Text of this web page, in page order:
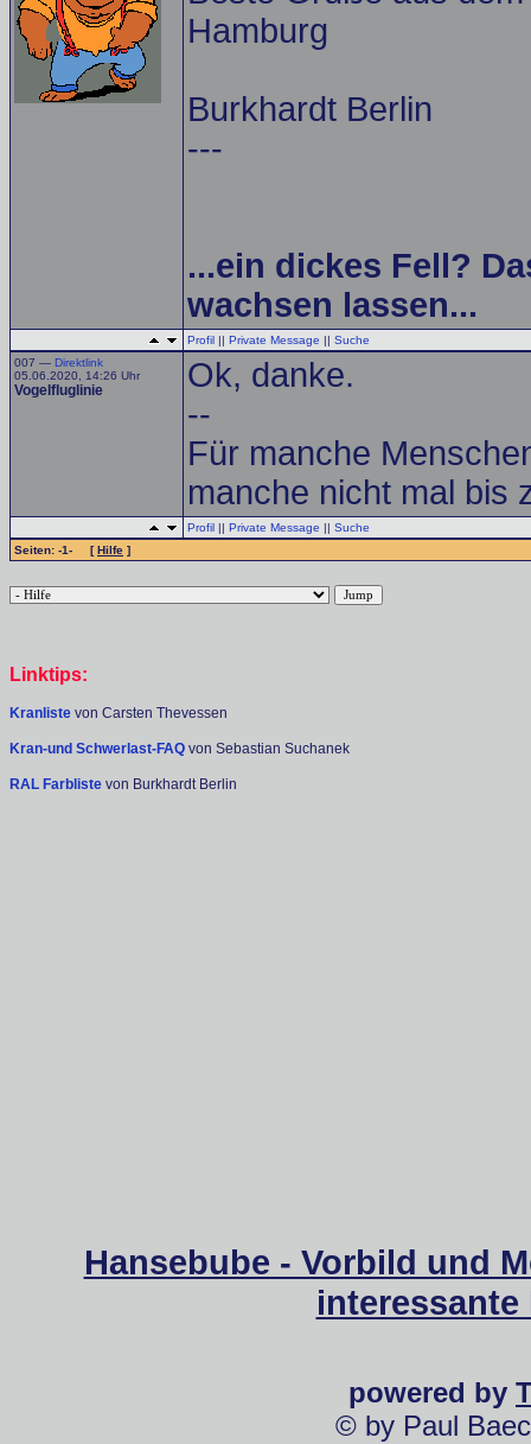
Hamburg
Burkhardt Berlin
---
...ein dickes Fell?
wachsen lassen...
Profil || Private Message || Suche
007 — Direktlink
05.06.2020, 14:26 Uhr
Vogelfluglinie
Ok, danke.
--
Für manche
manche nicht mal bis
Profil || Private Message || Suche
Seiten: -1- [Hilfe ]
Linktips:
Kranliste von Carsten Thevessen
Kran-und Schwerlast-FAQ von Sebastian Suchanek
RAL Farbliste von Burkhardt Berlin
Hansebube - Vorbild und
powered by
© by Paul